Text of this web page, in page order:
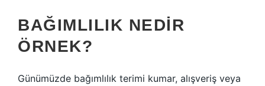
BAĞIMLILIK NEDIR
ÖRNEK?
Günümüzde bağımlılık terimi kumar, alışveriş veya